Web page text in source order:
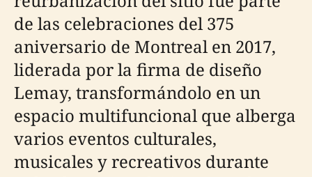
de las celebraciones del 375
aniversario de Montreal en 2017,
liderada por la firma de diseño
Lemay, transformándolo en un
espacio multifuncional que alberga
varios eventos culturales,
musicales y recreativos durante